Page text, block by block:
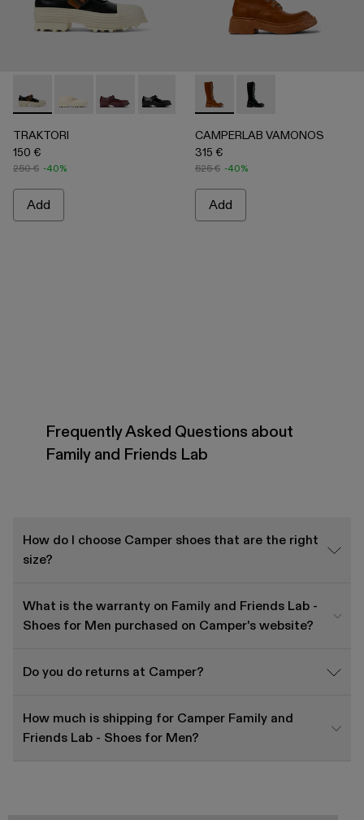
TRAKTORI - A500022-008 - Black-White-Brown Leather
TRAKTORI - A500022-005
TRAKTORI - A500022-002
TRAKTORI - A500022-001 - Black
TRAKTORI
150 €
250 € -40%
Add
CAMPERLAB VAMONOS
CAMPERLAB
CAMPERLAB VAMONOS
315 €
525 € -40%
Add
Frequently Asked Questions about
Family and Friends Lab
How do I choose Camper shoes that are the right
size?
What is the warranty on Family and Friends Lab -
Shoes for Men purchased on Camper's website?
Do you do returns at Camper?
How much is shipping for Camper Family and
Friends Lab - Shoes for Men?